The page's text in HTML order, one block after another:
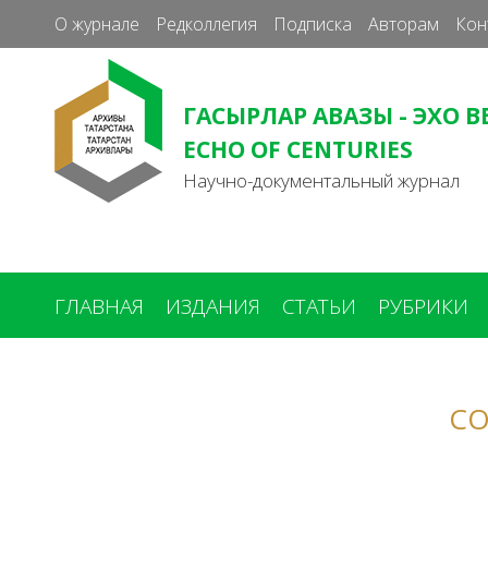
О журнале Редколлегия Подписка Авторам
ГАСЫРЛАР АВАЗЫ - ЭХО
ECHO OF CENTURIES
Научно-документальный журнал
ГЛАВНАЯ ИЗДАНИЯ СТАТЬИ РУБРИКИ